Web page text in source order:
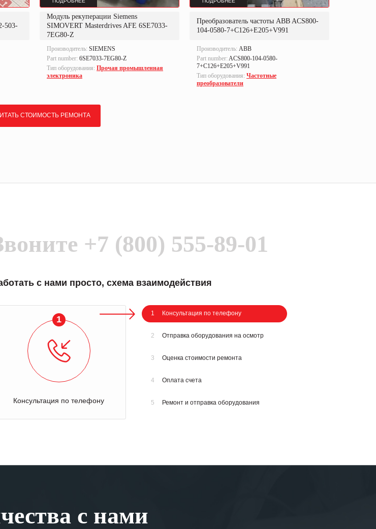
503-
Модуль рекуперации Siemens
SIMOVERT Masterdrives AFE 6SE7033-
7EG80-Z
Производитель: SIEMENS
Part number: 6SE7033-7EG80-Z
Тип оборудования: Прочая промышленная
электроника
Преобразователь частоты ABB ACS800-
104-0580-7+C126+E205+V991
Производитель: ABB
Part number: ACS800-104-0580-
7+C126+E205+V991
Тип оборудования: Частотные
преобразователи
СТОИМОСТЬ РЕМОНТА
+7 (800) 555-89-01
с нами просто, схема взаимодействия
1
Консультация по телефону
1 Консультация по телефону
2 Отправка оборудования на осмотр
3 Оценка стоимости ремонта
4 Оплата счета
5 Ремонт и отправка оборудования
с нами